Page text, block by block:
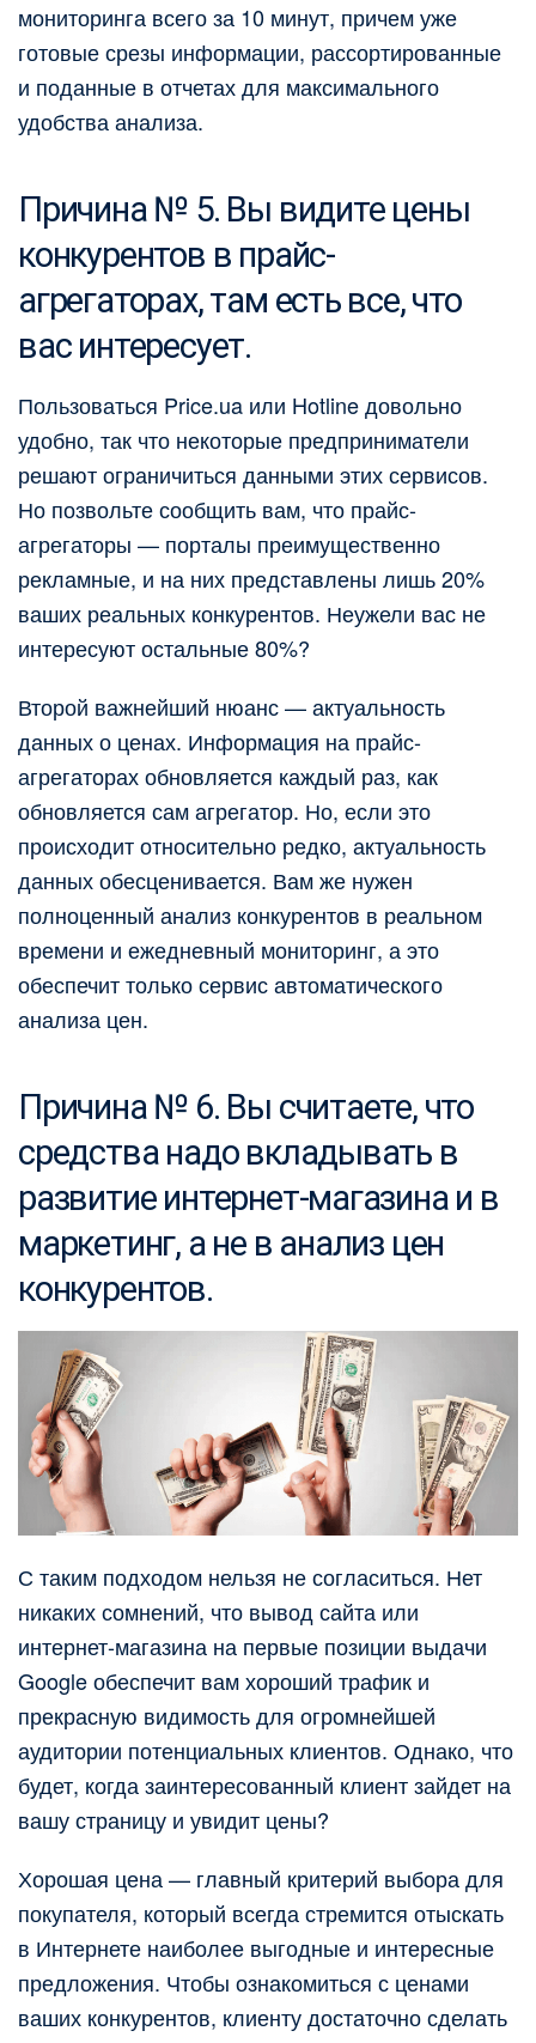
мониторинга всего за 10 минут, причем уже
готовые срезы информации, рассортированные
и поданные в отчетах для максимального
удобства анализа.
Причина № 5. Вы видите цены
конкурентов в прайс-
агрегаторах, там есть все, что
вас интересует.
Пользоваться Price.ua или Hotline довольно
удобно, так что некоторые предприниматели
решают ограничиться данными этих сервисов.
Но позвольте сообщить вам, что прайс-
агрегаторы — порталы преимущественно
рекламные, и на них представлены лишь 20%
ваших реальных конкурентов. Неужели вас не
интересуют остальные 80%?
Второй важнейший нюанс — актуальность
данных о ценах. Информация на прайс-
агрегаторах обновляется каждый раз, как
обновляется сам агрегатор. Но, если это
происходит относительно редко, актуальность
данных обесценивается. Вам же нужен
полноценный анализ конкурентов в реальном
времени и ежедневный мониторинг, а это
обеспечит только сервис автоматического
анализа цен.
Причина № 6. Вы считаете, что
средства надо вкладывать в
развитие интернет-магазина и в
маркетинг, а не в анализ цен
конкурентов.
С таким подходом нельзя не согласиться. Нет
никаких сомнений, что вывод сайта или
интернет-магазина на первые позиции выдачи
Google обеспечит вам хороший трафик и
прекрасную видимость для огромнейшей
аудитории потенциальных клиентов. Однако, что
будет, когда заинтересованный клиент зайдет на
вашу страницу и увидит цены?
Хорошая цена — главный критерий выбора для
покупателя, который всегда стремится отыскать
в Интернете наиболее выгодные и интересные
предложения. Чтобы ознакомиться с ценами
ваших конкурентов, клиенту достаточно сделать